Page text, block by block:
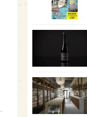
4 三重県
オーストラリア
SAKEの時代を生きる
全蔵めぐり 1
群馬県 1 熊本県